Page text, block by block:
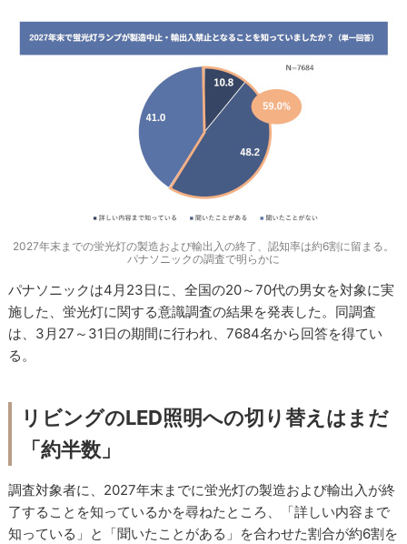
2027年末までの蛍光灯の製造および輸出入の終了、認知率は約6割に留まる。
パナソニックの調査で明らかに
パナソニックは4月23日に、全国の20～70代の男女を対象に実
施した、蛍光灯に関する意識調査の結果を発表した。同調査
は、3月27～31日の期間に行われ、7684名から回答を得てい
る。
リビングのLED照明への切り替えはまだ
「約半数」
調査対象者に、2027年末までに蛍光灯の製造および輸出入が終
了することを知っているかを尋ねたところ、「詳しい内容まで
知っている」と「聞いたことがある」を合わせた割合が約6割を